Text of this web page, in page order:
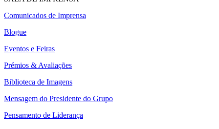
Comunicados de Imprensa
Blogue
Eventos e Feiras
Prémios & Avaliações
Biblioteca de Imagens
Mensagem do Presidente do Grupo
Pensamento de Liderança